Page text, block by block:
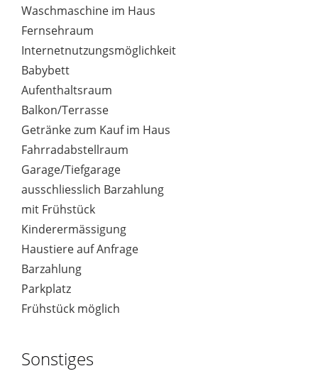
Waschmaschine im Haus
Fernsehraum
Internetnutzungsmöglichkeit
Babybett
Aufenthaltsraum
Balkon/Terrasse
Getränke zum Kauf im Haus
Fahrradabstellraum
Garage/Tiefgarage
ausschliesslich Barzahlung
mit Frühstück
Kinderermässigung
Haustiere auf Anfrage
Barzahlung
Parkplatz
Frühstück möglich
Sonstiges